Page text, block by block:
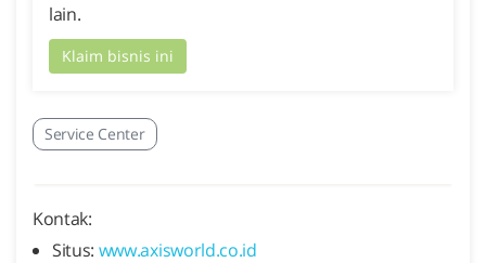
lain.
Klaim bisnis ini
Service Center
Kontak:
Situs: www.axisworld.co.id